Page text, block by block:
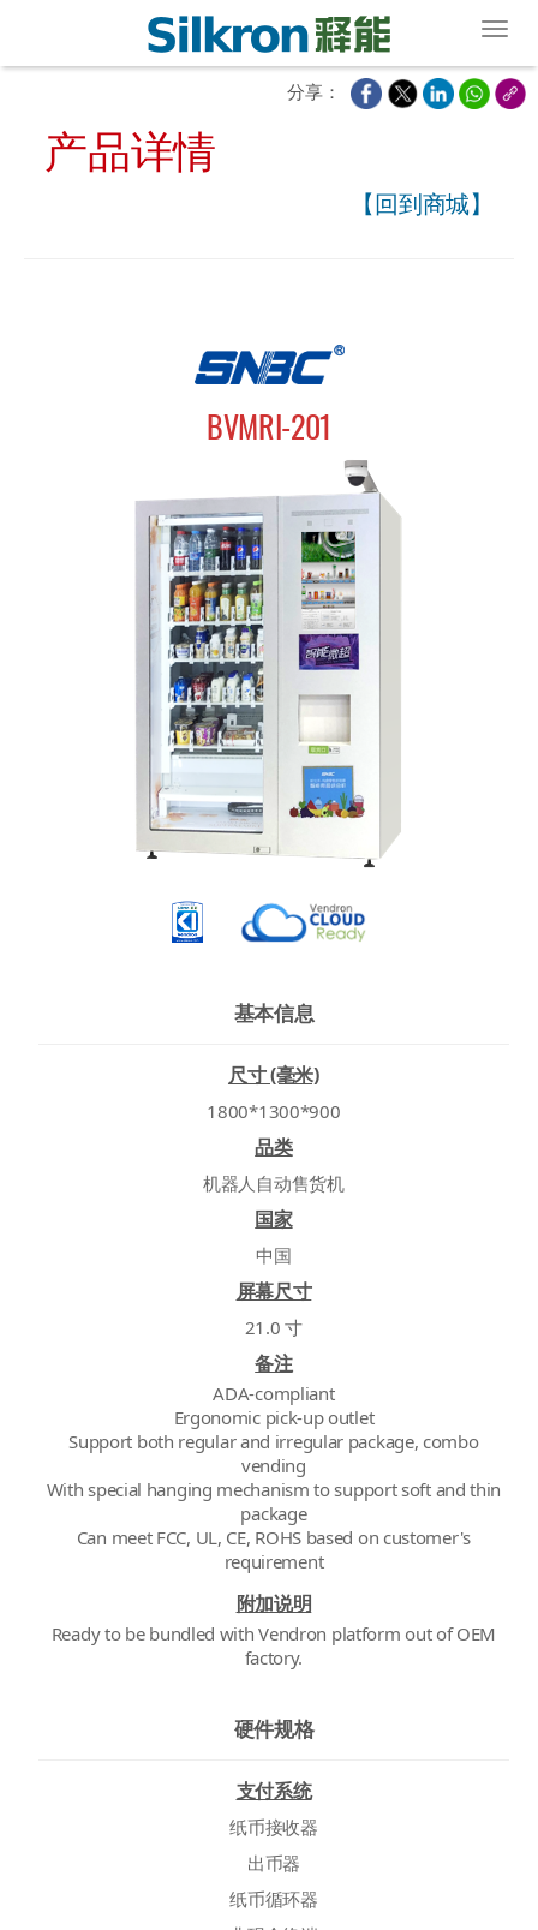
分享：
产品详情
【回到商城】
BVMRI-201
基本信息
尺寸 (毫米)
1800*1300*900
品类
机器人自动售货机
国家
中国
屏幕尺寸
21.0 寸
备注
ADA-compliant
Ergonomic pick-up outlet
Support both regular and irregular package, combo
vending
With special hanging mechanism to support soft and thin
package
Can meet FCC, UL, CE, ROHS based on customer's
requirement
附加说明
Ready to be bundled with Vendron platform out of OEM
factory.
硬件规格
支付系统
纸币接收器
出币器
纸币循环器